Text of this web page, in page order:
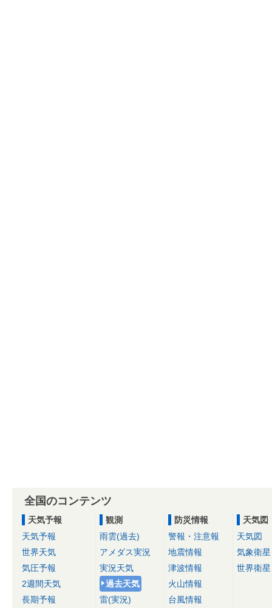
全国のコンテンツ
天気予報
天気予報
世界天気
気圧予報
2週間天気
長期予報
観測
雨雲(過去)
アメダス実況
実況天気
過去天気
雷(実況)
防災情報
警報・注意報
地震情報
津波情報
火山情報
台風情報
天気図
天気図
気象衛星
世界衛星